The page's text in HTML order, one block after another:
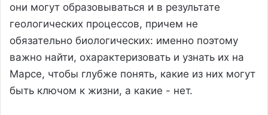
они могут образовываться и в результате
геологических процессов, причем не
обязательно биологических: именно поэтому
важно найти, охарактеризовать и узнать их на
Марсе, чтобы глубже понять, какие из них могут
быть ключом к жизни, а какие - нет.